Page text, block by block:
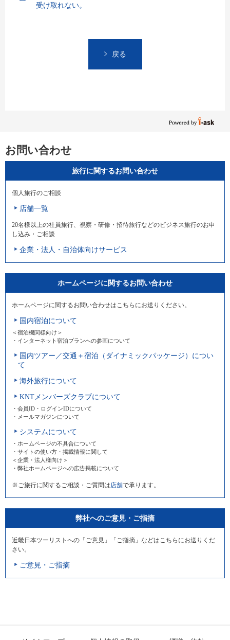
受け取れない。
戻る
お問い合わせ
旅行に関するお問い合わせ
個人旅行のご相談
店舗一覧
20名様以上の社員旅行、視察・研修・招待旅行などのビジネス旅行のお申
し込み・ご相談
企業・法人・自治体向けサービス
ホームページに関するお問い合わせ
ホームページに関するお問い合わせはこちらにお送りください。
国内宿泊について
＜宿泊機関様向け＞
・インターネット宿泊プランへの参画について
国内ツアー／交通＋宿泊（ダイナミックパッケージ）につい
て
海外旅行について
KNTメンバーズクラブについて
・会員ID・ログインIDについて
・メールマガジンについて
システムについて
・ホームページの不具合について
・サイトの使い方・掲載情報に関して
＜企業・法人様向け＞
・弊社ホームページへの広告掲載について
※ご旅行に関するご相談・ご質問は 店舗で承ります。
弊社へのご意見・ご指摘
近畿日本ツーリストへの「ご意見」「ご指摘」などはこちらにお送りくだ
さい。
ご意見・ご指摘